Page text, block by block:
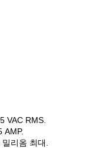
VAC RMS.
AMP.
리옴 최대.